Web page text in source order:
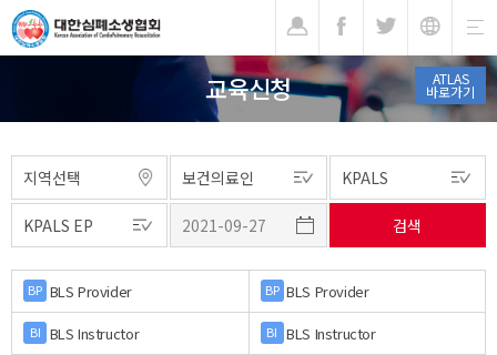
ATLAS
바로가기
교육신청
BP BLS Provider BP BLS Provider
BI BLS Instructor BI BLS Instructor